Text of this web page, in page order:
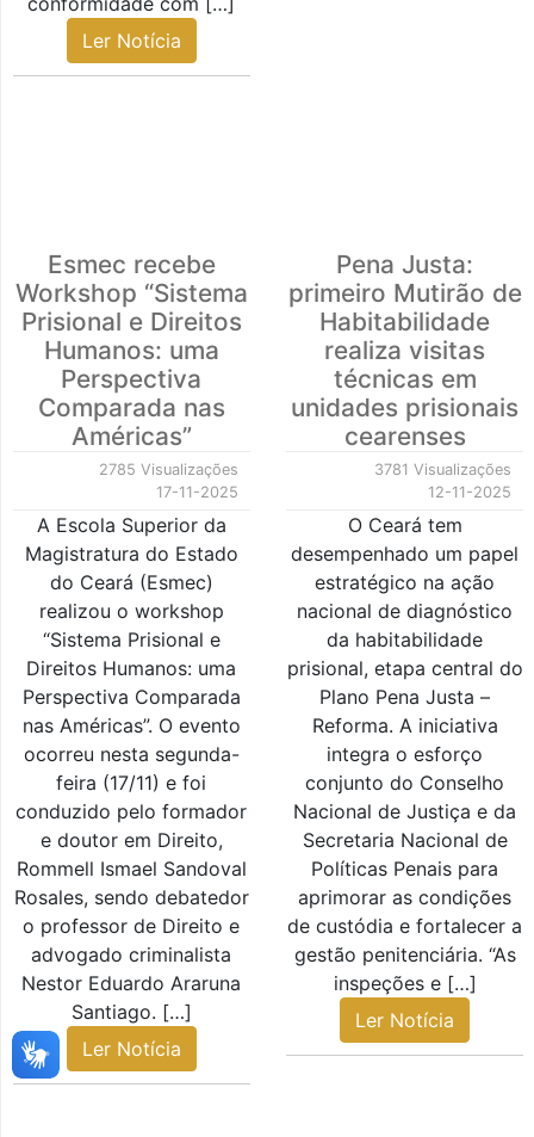
Ler Notícia
Esmec recebe
Workshop “Sistema
Prisional e Direitos
Humanos: uma
Perspectiva
Comparada nas
Américas”
2785 Visualizações
17-11-2025
A Escola Superior da
Magistratura do Estado
do Ceará (Esmec)
realizou o workshop
“Sistema Prisional e
Direitos Humanos: uma
Perspectiva Comparada
nas Américas”. O evento
ocorreu nesta segunda-
feira (17/11) e foi
conduzido pelo formador
e doutor em Direito,
Rommell Ismael Sandoval
Rosales, sendo debatedor
o professor de Direito e
advogado criminalista
Nestor Eduardo Araruna
Santiago. […]
Ler Notícia
Pena Justa:
primeiro Mutirão de
Habitabilidade
realiza visitas
técnicas em
unidades prisionais
cearenses
3781 Visualizações
12-11-2025
O Ceará tem
desempenhado um papel
estratégico na ação
nacional de diagnóstico
da habitabilidade
prisional, etapa central do
Plano Pena Justa –
Reforma. A iniciativa
integra o esforço
conjunto do Conselho
Nacional de Justiça e da
Secretaria Nacional de
Políticas Penais para
aprimorar as condições
de custódia e fortalecer a
gestão penitenciária. “As
inspeções e […]
Ler Notícia